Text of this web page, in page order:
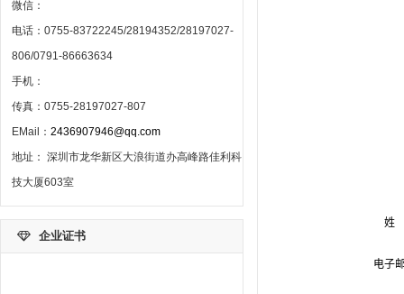
微信：
电话：0755-83722245/28194352/28197027-
806/0791-86663634
手机：
传真：0755-28197027-807
EMail： 2436907946@qq.com
地址： 深圳市龙华新区大浪街道办高峰路佳利科
技大厦603室
企业证书